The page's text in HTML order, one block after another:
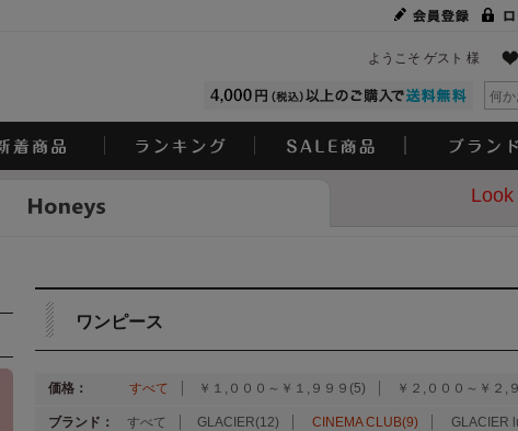
ようこそ ゲスト 様
Look
ワンピース
価格： すべて ￥１,０００～￥１,９９９(5) ￥２,０００～￥２,
ブランド： すべて GLACIER(12) CINEMA CLUB(9) GLACIER